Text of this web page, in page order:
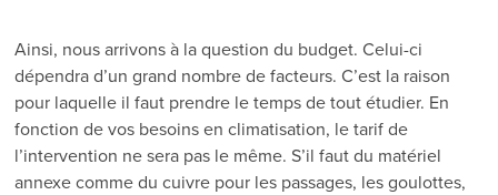
Ainsi, nous arrivons à la question du budget. Celui-ci
dépendra d’un grand nombre de facteurs. C’est la raison
pour laquelle il faut prendre le temps de tout étudier. En
fonction de vos besoins en climatisation, le tarif de
l’intervention ne sera pas le même. S’il faut du matériel
annexe comme du cuivre pour les passages, les goulottes,